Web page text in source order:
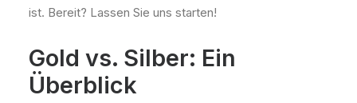
ist. Bereit? Lassen Sie uns starten!
Gold vs. Silber: Ein
Überblick